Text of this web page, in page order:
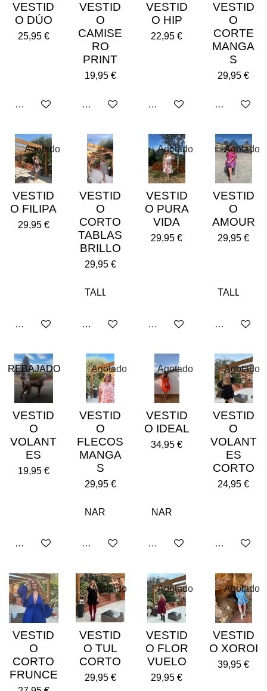
VESTID
O DÚO
25,95 €
Agotado
VESTID
O
CAMISE
RO
PRINT
19,95 €
Agotado
VESTID
O HIP
22,95 €
Agotado
VESTID
O
CORTE
MANGA
S
29,95 €
Agotado
Agotado
VESTID
O FILIPA
29,95 €
Agotado
VESTID
O
CORTO
TABLAS
BRILLO
29,95 €
Añadir al carrito
Agotado
VESTID
O PURA
VIDA
29,95 €
Agotado
Agotado
VESTID
O
AMOUR
29,95 €
Agotado
REBAJADO
VESTID
O
VOLANT
ES
19,95 €
Añadir al carrito
Agotado
VESTID
O
FLECOS
MANGA
S
29,95 €
Agotado
Agotado
VESTID
O IDEAL
34,95 €
Agotado
Agotado
VESTID
O
VOLANT
ES
CORTO
24,95 €
Agotado
VESTID
O
CORTO
FRUNCE
Agotado
VESTID
O TUL
CORTO
29,95 €
Agotado
VESTID
O FLOR
VUELO
29,95 €
Agotado
VESTID
O XOROI
39,95 €